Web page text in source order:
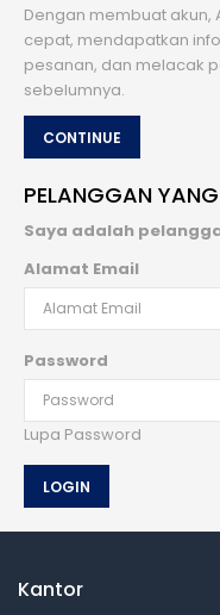
Dengan membuat
cepat, mendapatkan
pesanan, dan melacak
sebelumnya.
CONTINUE
PELANGGAN
Saya adalah
Alamat Email
Password
Lupa Password
Kantor